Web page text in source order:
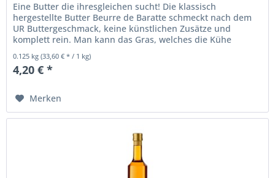
Eine Butter die ihresgleichen sucht! Die klassisch
hergestellte Butter Beurre de Baratte schmeckt nach dem
UR Buttergeschmack, keine künstlichen Zusätze und
komplett rein. Man kann das Gras, welches die Kühe
0.125 kg(33,60 € * / 1 kg)
4,20 € *
Merken